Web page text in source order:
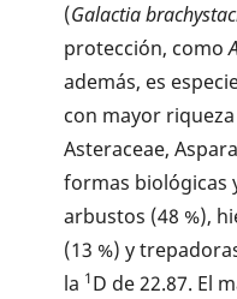
(Galactia
protección, como
además, es
con mayor
Asteraceae,
formas biológicas
arbustos (48 %),
(13 %) y
la 1D de 22.87. El